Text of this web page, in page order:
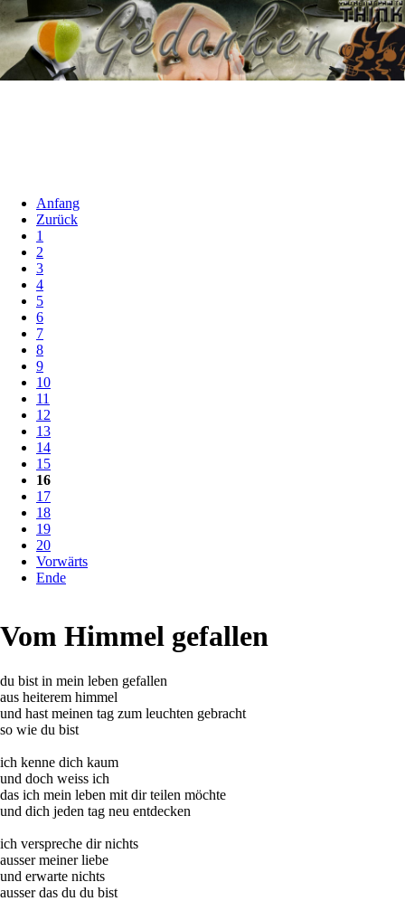
Anfang
Zurück
1
2
3
4
5
6
7
8
9
10
11
12
13
14
15
16
17
18
19
20
Vorwärts
Ende
Vom Himmel gefallen
du bist in mein leben gefallen
aus heiterem himmel
und hast meinen tag zum leuchten gebracht
so wie du bist
ich kenne dich kaum
und doch weiss ich
das ich mein leben mit dir teilen möchte
und dich jeden tag neu entdecken
ich verspreche dir nichts
ausser meiner liebe
und erwarte nichts
ausser das du du bist